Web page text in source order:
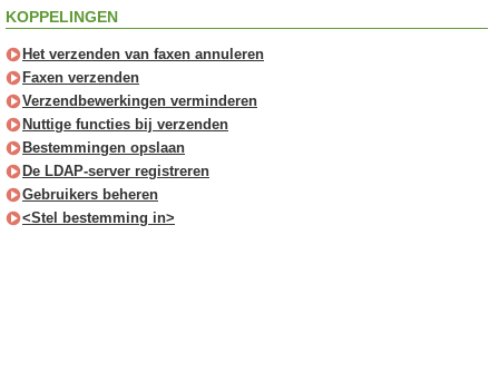
KOPPELINGEN
Het verzenden van faxen annuleren
Faxen verzenden
Verzendbewerkingen verminderen
Nuttige functies bij verzenden
Bestemmingen opslaan
De LDAP-server registreren
Gebruikers beheren
<Stel bestemming in>